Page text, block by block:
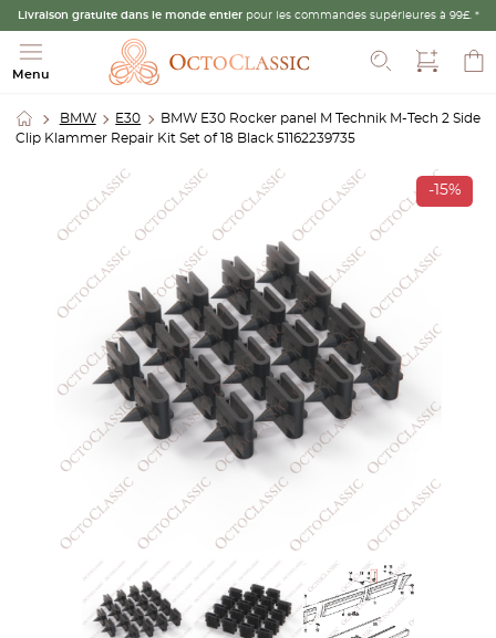
Livraison gratuite dans le monde entier pour les commandes supérieures à 99£. *
Menu
Recherche
BMW E30
BMW E30 Rocker panel M Technik M-Tech 2 Side
Clip Klammer Repair Kit Set of 18 Black 51162239735
-15%